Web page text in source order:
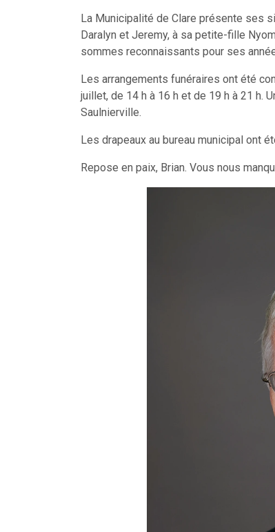
La Municipalité de Clare présente ses
Daralyn et Jeremy, à sa petite-fille
sommes reconnaissants pour ses
Les arrangements funéraires ont été
juillet, de 14 h à 16 h et de 19 h à 21 h.
Saulnierville.
Les drapeaux au bureau municipal ont
Repose en paix, Brian. Vous nous